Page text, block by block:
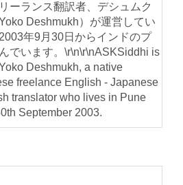
ーランス翻訳者、デシュムク
Deshmukh）が運営してい
年9月30日からインドのプ
でいます。\r\n\r\nASKSiddhi is
Deshmukh, a native
freelance English - Japanese
translator who lives in Pune
September 2003.